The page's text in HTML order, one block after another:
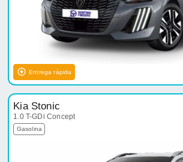
Entrega rápida
Kia Stonic
1.0 T-GDi Concept
Gasolina